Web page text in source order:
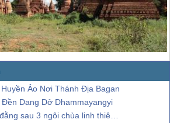
Ảo Nơi Thánh Địa Bagan
Dang Dở Dhammayangyi
3 ngôi chùa linh thiêng ở Myanmar